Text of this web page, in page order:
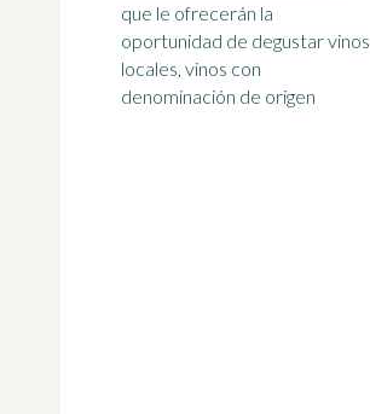
que le ofrecerán la
oportunidad de degustar vinos
locales, vinos con
denominación de origen